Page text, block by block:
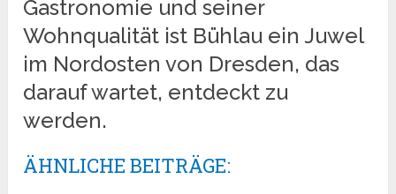
Gastronomie und seiner
Wohnqualität ist Bühlau ein Juwel
im Nordosten von Dresden, das
darauf wartet, entdeckt zu
werden.
ÄHNLICHE BEITRÄGE: